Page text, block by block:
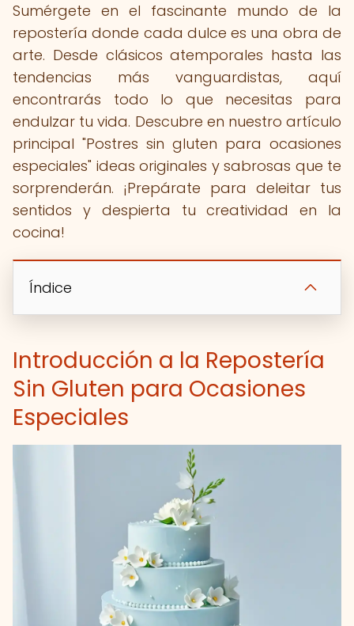
Sumérgete en el fascinante mundo de la
repostería donde cada dulce es una obra de
arte. Desde clásicos atemporales hasta las
tendencias más vanguardistas, aquí
encontrarás todo lo que necesitas para
endulzar tu vida. Descubre en nuestro artículo
principal "Postres sin gluten para ocasiones
especiales" ideas originales y sabrosas que te
sorprenderán. ¡Prepárate para deleitar tus
sentidos y despierta tu creatividad en la
cocina!
Índice
Introducción a la Repostería
Sin Gluten para Ocasiones
Especiales